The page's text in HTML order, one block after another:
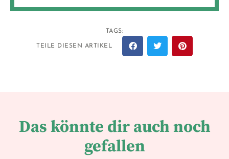
TAGS:
TEILE DIESEN ARTIKEL
Das könnte dir auch noch
gefallen